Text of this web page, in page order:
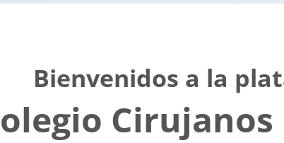
Bienvenidos a la